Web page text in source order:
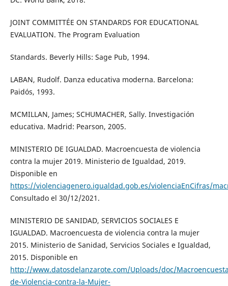
JOINT COMMITTÉE ON STANDARDS FOR EDUCATIONAL
EVALUATION. The Program Evaluation
Standards. Beverly Hills: Sage Pub, 1994.
LABAN, Rudolf. Danza educativa moderna. Barcelona:
Paidós, 1993.
MCMILLAN, James; SCHUMACHER, Sally. Investigación
educativa. Madrid: Pearson, 2005.
MINISTERIO DE IGUALDAD. Macroencuesta de violencia
contra la mujer 2019. Ministerio de Igualdad, 2019.
Disponible en
https://violenciagenero.igualdad.gob.es/violenciaEnCifras/
Consultado el 30/12/2021.
MINISTERIO DE SANIDAD, SERVICIOS SOCIALES E
IGUALDAD. Macroencuesta de violencia contra la mujer
2015. Ministerio de Sanidad, Servicios Sociales e Igualdad,
2015. Disponible en
http://www.datosdelanzarote.com/Uploads/doc/
de-Violencia-contra-la-Mujer-